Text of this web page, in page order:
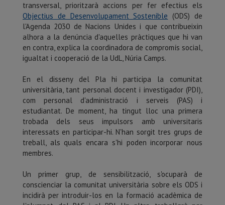
transversal, prioritzarà accions per fer efectius els
Objectius de Desenvolupament Sostenible (ODS) de
l'Agenda 2030 de Nacions Unides i que contribueixin
alhora a la denúncia d'aquelles pràctiques que hi van
en contra, explica la coordinadora de compromís social,
igualtat i cooperació de la UdL, Núria Camps.
En el disseny del Pla hi participa la comunitat
universitària, tant personal docent i investigador (PDI),
com personal d'administració i serveis (PAS) i
estudiantat. De moment, ha tingut lloc una primera
trobada dels seus impulsors amb universitaris
interessats en participar-hi. N'han sorgit tres grups de
treball, als quals encara s'hi poden incorporar nous
membres.
Un primer grup, de sensibilització, s'ocuparà de
conscienciar la comunitat universitària sobre els ODS i
incidirà per introduir-los en la formació acadèmica de